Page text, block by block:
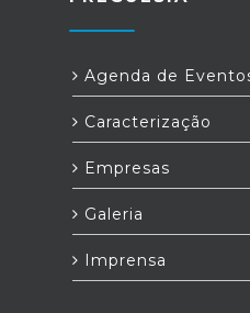
Agenda de
Caracterização
Empresas
Galeria
Imprensa